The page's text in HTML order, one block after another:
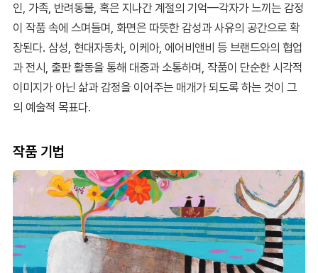
인, 가족, 반려동물, 혹은 지나간 계절의 기억—각자가 느끼는 감정
이 작품 속에 스며들며, 화면은 따뜻한 감성과 사유의 공간으로 확
장된다. 삼성, 현대자동차, 이케아, 에어비앤비 등 브랜드와의 협업
과 전시, 출판 활동을 통해 대중과 소통하며, 작품이 단순한 시각적
이미지가 아닌 삶과 감정을 이어주는 매개가 되도록 하는 것이 그
의 예술적 목표다.
작품 기법